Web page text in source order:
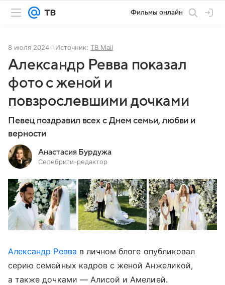
Фильмы онлайн
8 июля 2024 Источник: ТВ Mail
Александр Ревва показал
фото с женой и
повзрослевшими дочками
Певец поздравил всех с Днем семьи, любви и
верности
Анастасия Бурдужа
Селебрити-редактор
Александр Ревва в личном блоге опубликовал
серию семейных кадров с женой Анжеликой,
а также дочками — Алисой и Амелией.